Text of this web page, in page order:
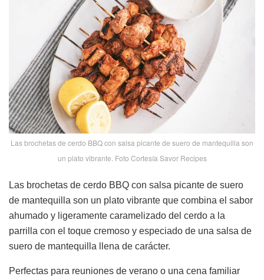
Las brochetas de cerdo BBQ con salsa picante de suero de mantequilla son
un plato vibrante. Foto Cortesía Savor Recipes
Las brochetas de cerdo BBQ con salsa picante de suero
de mantequilla son un plato vibrante que combina el sabor
ahumado y ligeramente caramelizado del cerdo a la
parrilla con el toque cremoso y especiado de una salsa de
suero de mantequilla llena de carácter.
Perfectas para reuniones de verano o una cena familiar